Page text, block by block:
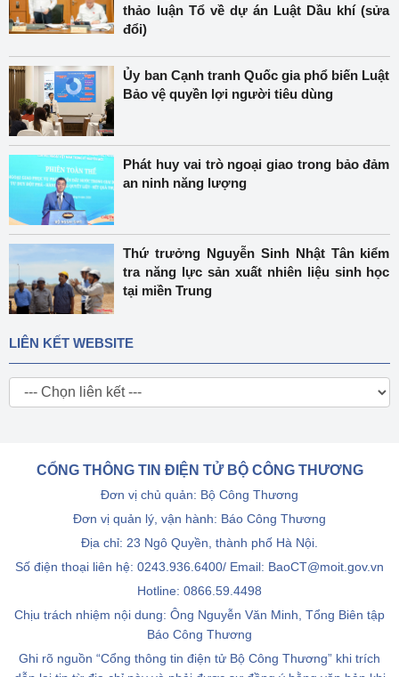
thảo luận Tổ về dự án Luật Dầu khí (sửa
đổi)
Ủy ban Cạnh tranh Quốc gia phổ biến Luật
Bảo vệ quyền lợi người tiêu dùng
Phát huy vai trò ngoại giao trong bảo đảm
an ninh năng lượng
Thứ trưởng Nguyễn Sinh Nhật Tân kiểm
tra năng lực sản xuất nhiên liệu sinh học
tại miền Trung
LIÊN KẾT WEBSITE
CỔNG THÔNG TIN ĐIỆN TỬ BỘ CÔNG THƯƠNG
Đơn vị chủ quản: Bộ Công Thương
Đơn vị quản lý, vận hành: Báo Công Thương
Địa chỉ: 23 Ngô Quyền, thành phố Hà Nội.
Số điện thoại liên hệ: 0243.936.6400/ Email: BaoCT@moit.gov.vn
Hotline: 0866.59.4498
Chịu trách nhiệm nội dung: Ông Nguyễn Văn Minh, Tổng Biên tập
Báo Công Thương
Ghi rõ nguồn “Cổng thông tin điện tử Bộ Công Thương” khi trích